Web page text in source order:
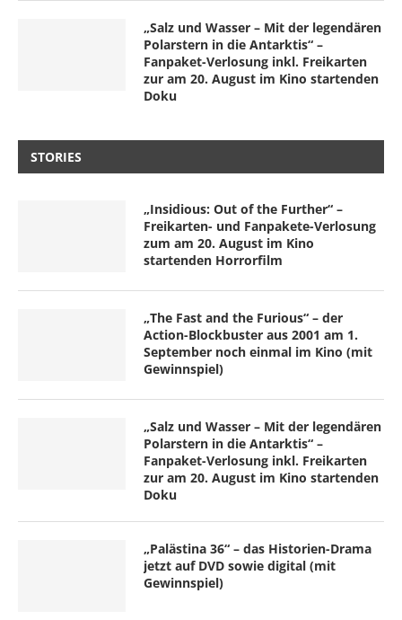
„Salz und Wasser – Mit der legendären
Polarstern in die Antarktis“ –
Fanpaket-Verlosung inkl. Freikarten
zur am 20. August im Kino startenden
Doku
STORIES
„Insidious: Out of the Further“ –
Freikarten- und Fanpakete-Verlosung
zum am 20. August im Kino
startenden Horrorfilm
„The Fast and the Furious“ – der
Action-Blockbuster aus 2001 am 1.
September noch einmal im Kino (mit
Gewinnspiel)
„Salz und Wasser – Mit der legendären
Polarstern in die Antarktis“ –
Fanpaket-Verlosung inkl. Freikarten
zur am 20. August im Kino startenden
Doku
„Palästina 36“ – das Historien-Drama
jetzt auf DVD sowie digital (mit
Gewinnspiel)